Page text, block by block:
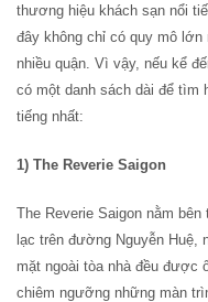
thương hiệu khách sạn nổi
đây không chỉ có quy mô lớn
nhiều quận. Vì vậy, nếu kể
có một danh sách dài để tìm
tiếng nhất:
1) The Reverie Saigon
The Reverie Saigon nằm
lạc trên đường Nguyễn Huệ,
mặt ngoài tòa nhà đều được
chiêm ngưỡng những màn